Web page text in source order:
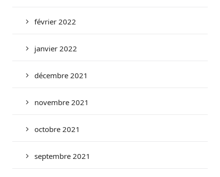
février 2022
janvier 2022
décembre 2021
novembre 2021
octobre 2021
septembre 2021